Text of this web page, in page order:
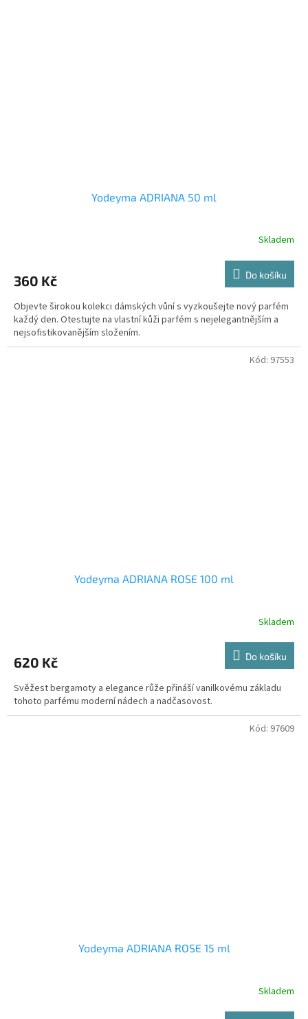
Yodeyma ADRIANA 50 ml
Skladem
360 Kč Do košíku
Objevte širokou kolekci dámských vůní s vyzkoušejte nový parfém
každý den. Otestujte na vlastní kůži parfém s nejelegantnějším a
nejsofistikovanějším složením.
Yodeyma ADRIANA ROSE 100 ml
Skladem
620 Kč Do košíku
Svěžest bergamoty a elegance růže přináší vanilkovému základu
tohoto parfému moderní nádech a nadčasovost.
Kód: 97553
Yodeyma ADRIANA ROSE 15 ml
Skladem
Kód: 97609